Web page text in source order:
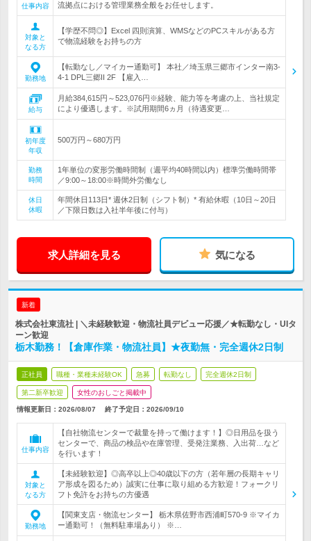
仕事内容
流拠点における管理業務全般をお任せします。
対象と
なる方
【学歴不問◎】Excel 四則演算、WMSなどのPCスキルがある方
で物流経験をお持ちの方
勤務地
【転勤なし／マイカー通勤可】 本社／埼玉県三郷市インター南3-
4-1 DPL三郷II 2F 【雇入…
給与
月給384,615円～523,076円※経験、能力等を考慮の上、当社規定
により優遇します。※試用期間6ヵ月（待遇変更…
初年度
年収
500万円～680万円
勤務
時間
1年単位の変形労働時間制（週平均40時間以内）標準労働時間帯
／9:00～18:00※時間外労働なし
休日
休暇
年間休日113日* 週休2日制（シフト制）* 有給休暇（10日～20日
／下限日数は入社半年後に付与）
求人詳細を見る 気になる
新着
株式会社東流社 | ＼未経験歓迎・物流社員デビュー応援／★転勤なし・UIタ
ーン歓迎
栃木勤務！【倉庫作業・物流社員】★夜勤無・完全週休2日制
正社員 職種・業種未経験OK 急募 転勤なし 完全週休2日制
第二新卒歓迎 女性のおしごと掲載中
情報更新日：2026/08/07 終了予定日： 2026/09/10
仕事内容
【自社物流センターで裁量を持って働けます！】◎日用品を扱う
センターで、商品の検品や在庫管理、受発注業務、入出荷…など
を行います！
対象と
なる方
【未経験歓迎】◎高卒以上◎40歳以下の方（若年層の長期キャリ
ア形成を図るため）誠実に仕事に取り組める方歓迎！フォークリ
フト免許をお持ちの方優遇
勤務地
【関東支店・物流センター】 栃木県佐野市西浦町570-9 ※マイカ
ー通勤可！（無料駐車場あり） ※…